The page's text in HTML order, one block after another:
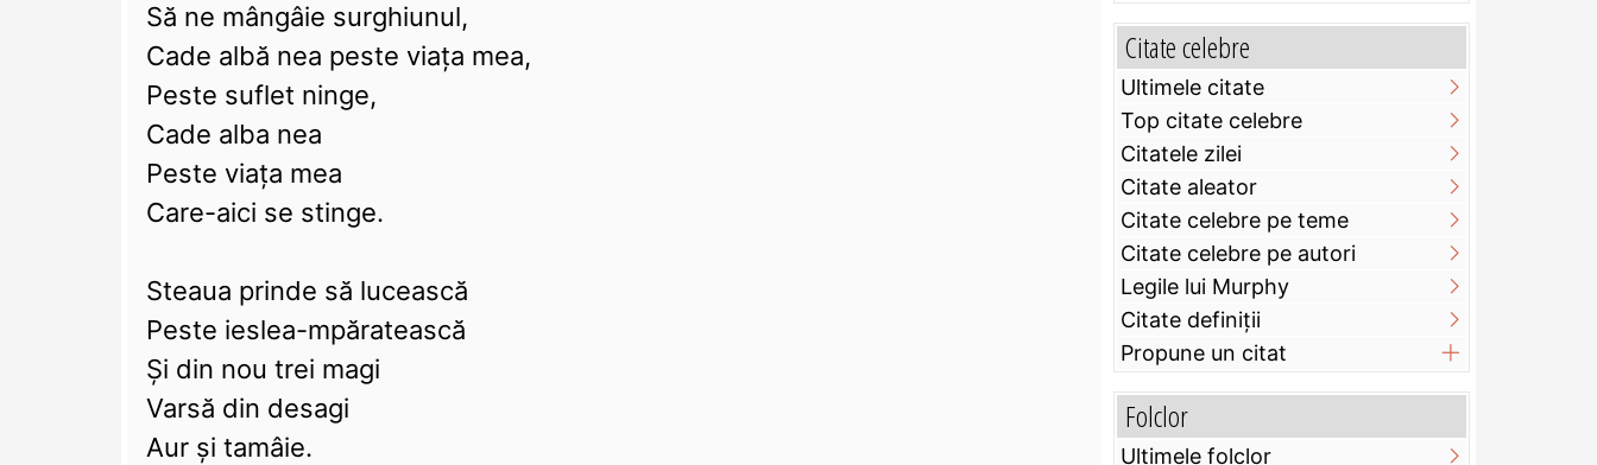
Să ne mângâie surghiunul,
Cade albă nea peste viaţa mea,
Peste suflet ninge,
Cade alba nea
Peste viaţa mea
Care-aici se stinge.
Steaua prinde să lucească
Peste ieslea-mpăratească
Şi din nou trei magi
Varsă din desagi
Aur şi tamâie.
Citate celebre
Ultimele citate
Top citate celebre
Citatele zilei
Citate aleator
Citate celebre pe teme
Citate celebre pe autori
Legile lui Murphy
Citate definiţii
Propune un citat
Folclor
Ultimele folclor